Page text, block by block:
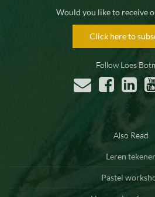
Would you like to receive
Click here to
Follow Loes
Also Read
Leren
Pastel